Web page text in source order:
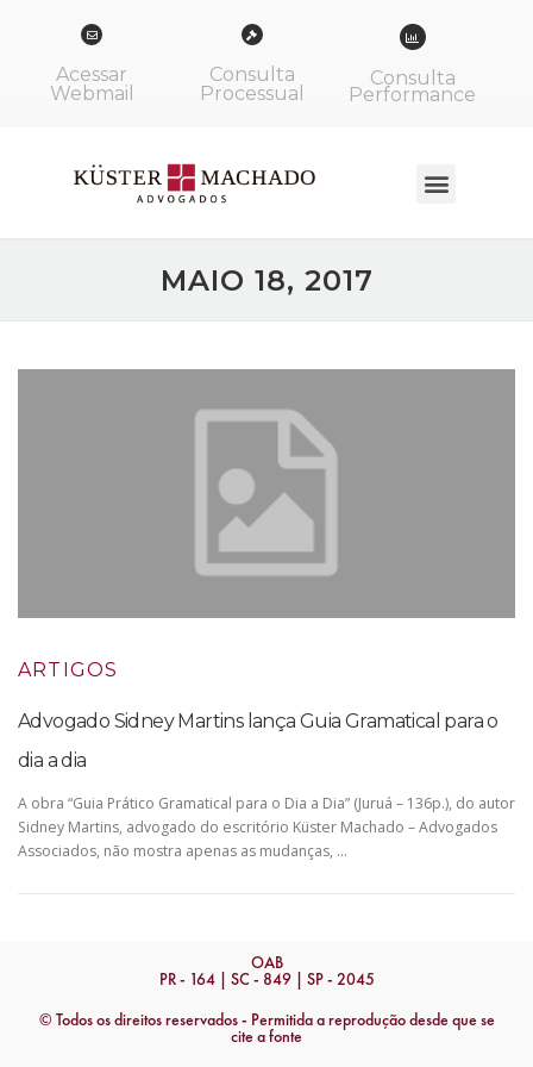
Acessar
Webmail
Consulta
Processual
Consulta
Performance
MAIO 18, 2017
ARTIGOS
Advogado Sidney Martins lança Guia Gramatical para o
dia a dia
A obra “Guia Prático Gramatical para o Dia a Dia” (Juruá – 136p.), do autor
Sidney Martins, advogado do escritório Küster Machado – Advogados
Associados, não mostra apenas as mudanças, …
OAB
PR - 164 | SC - 849 | SP - 2045
© Todos os direitos reservados - Permitida a reprodução desde que se
cite a fonte